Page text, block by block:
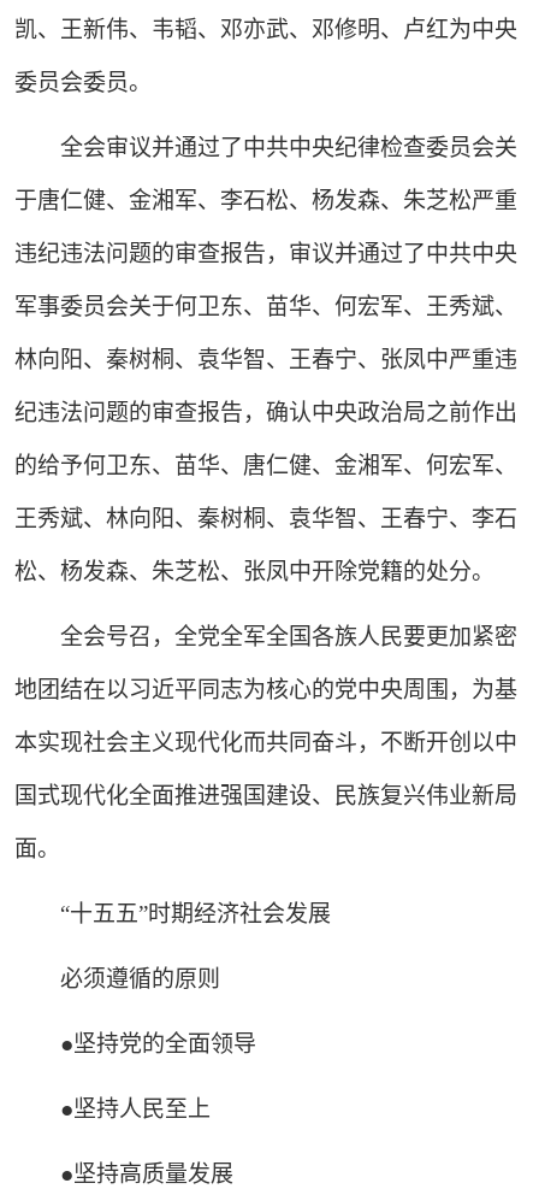
凯、王新伟、韦韬、邓亦武、邓修明、卢红为中央
委员会委员。
全会审议并通过了中共中央纪律检查委员会关
于唐仁健、金湘军、李石松、杨发森、朱芝松严重
违纪违法问题的审查报告，审议并通过了中共中央
军事委员会关于何卫东、苗华、何宏军、王秀斌、
林向阳、秦树桐、袁华智、王春宁、张凤中严重违
纪违法问题的审查报告，确认中央政治局之前作出
的给予何卫东、苗华、唐仁健、金湘军、何宏军、
王秀斌、林向阳、秦树桐、袁华智、王春宁、李石
松、杨发森、朱芝松、张凤中开除党籍的处分。
全会号召，全党全军全国各族人民要更加紧密
地团结在以习近平同志为核心的党中央周围，为基
本实现社会主义现代化而共同奋斗，不断开创以中
国式现代化全面推进强国建设、民族复兴伟业新局
面。
“十五五”时期经济社会发展
必须遵循的原则
●坚持党的全面领导
●坚持人民至上
●坚持高质量发展